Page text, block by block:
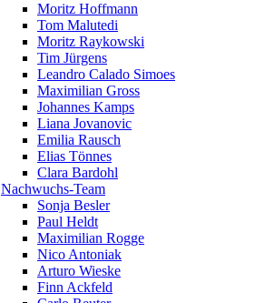
Moritz Hoffmann
Tom Malutedi
Moritz Raykowski
Tim Jürgens
Leandro Calado Simoes
Maximilian Gross
Johannes Kamps
Liana Jovanovic
Emilia Rausch
Elias Tönnes
Clara Bardohl
Nachwuchs-Team
Sonja Besler
Paul Heldt
Maximilian Rogge
Nico Antoniak
Arturo Wieske
Finn Ackfeld